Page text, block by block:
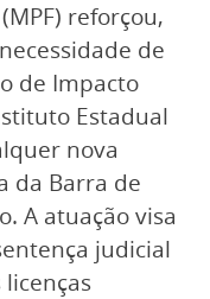
reforçou,
de
de Impacto
Estadual
nova
da Barra de
A atuação visa
judicial